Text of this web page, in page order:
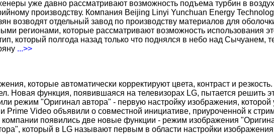
уже давно рассматривают возможность подъема турбин в
производству. Компания Beijing Linyi Yunchuan Energy
возводят отдельный завод по производству материалов для
регионами, которые рассматривают возможность использования
который полгода назад только что поднялся в небо над Сычуанем,
...>>
которые автоматически корректируют цвета, контраст и
Новая функция, появившаяся на телевизорах LG, пытается решить
режим "Оригинал автора" - первую настройку изображения,
Prime Video объявили о совместной инициативе, приуроченной к
появились две новые функции - режим изображения
который в LG называют первым в области настройки изображения